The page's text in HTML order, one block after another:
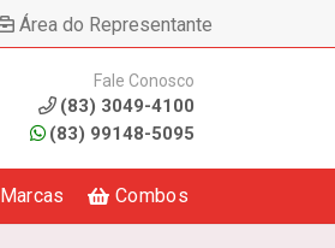
Área do Representante
Fale Conosco
(83) 3049-4100
(83) 99148-5095
Marcas Combos